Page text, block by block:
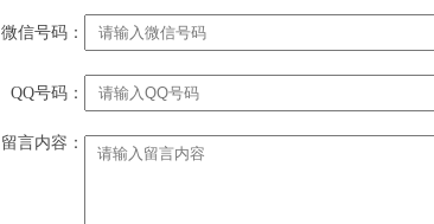
微信号码：
QQ号码：
留言内容：